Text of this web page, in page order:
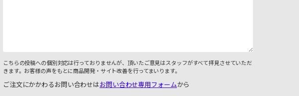
こちらの投稿への個別対応は行っておりませんが、頂いたご意見はスタッフがすべて拝見させていただ
きます。お客様の声をもとに商品開発・サイト改善を行ってまいります。
ご注文にかかわるお問い合わせはお問い合わせ専用フォームから